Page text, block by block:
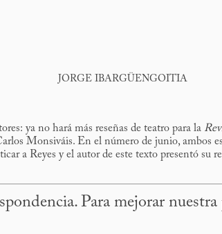
JORGE IBARGÜENGOITIA
ya no hará más reseñas de teatro para la
Monsiváis. En el número de junio, ambos
a Reyes y el autor de este texto presentó su
Para mejorar nuestra